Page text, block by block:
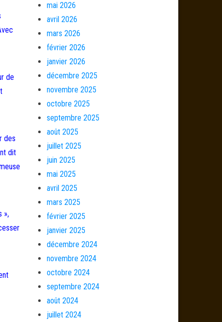
de
des
dit
»,
mai 2026
avril 2026
mars 2026
février 2026
janvier 2026
décembre 2025
novembre 2025
octobre 2025
septembre 2025
août 2025
juillet 2025
juin 2025
mai 2025
avril 2025
mars 2025
février 2025
janvier 2025
décembre 2024
novembre 2024
octobre 2024
septembre 2024
août 2024
juillet 2024